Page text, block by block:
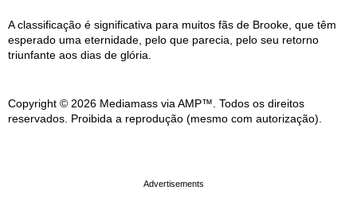
A classificação é significativa para muitos fãs de Brooke, que têm
esperado uma eternidade, pelo que parecia, pelo seu retorno
triunfante aos dias de glória.
Copyright © 2026 Mediamass via AMP™. Todos os direitos
reservados. Proibida a reprodução (mesmo com autorização).